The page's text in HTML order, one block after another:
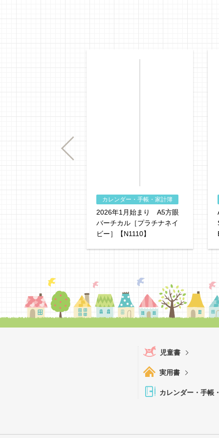
Previous
カレンダー・手帳・家計簿
2026年1月始まり A5方眼
バーチカル［プラチナネイ
ビー］【N1110】
児童書
実用書
カレンダー・手帳